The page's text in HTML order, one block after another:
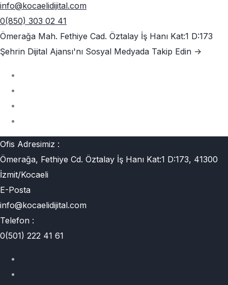
info@kocaelidijital.com
0(850) 303 02 41
Ömerağa Mah. Fethiye Cad. Öztalay İş Hanı Kat:1 D:173
Şehrin Dijital Ajansı'nı Sosyal Medyada Takip Edin ->
Ofis Adresimiz :
Ömerağa, Fethiye Cd. Öztalay İş Hanı Kat:1 D:173, 41300
İzmit/Kocaeli
E-Posta
info@kocaelidijital.com
Telefon :
0(501) 222 41 61